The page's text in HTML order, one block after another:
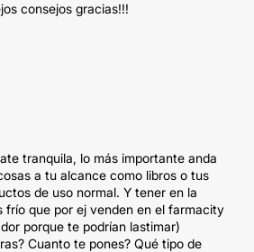
consejos gracias!!!
tranquila, lo más importante anda
a tu alcance como libros o tus
de uso normal. Y tener en la
frío que por ej venden en el farmacity
porque te podrían lastimar)
Cuanto te pones? Qué tipo de